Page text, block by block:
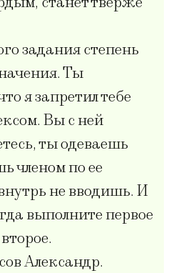
задания степень
Ты
я запретил тебе
Вы с ней
ты одеваешь
членом по ее
не вводишь. И
выполните первое
Александр.